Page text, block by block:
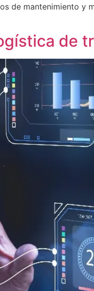
de mantenimiento y
de